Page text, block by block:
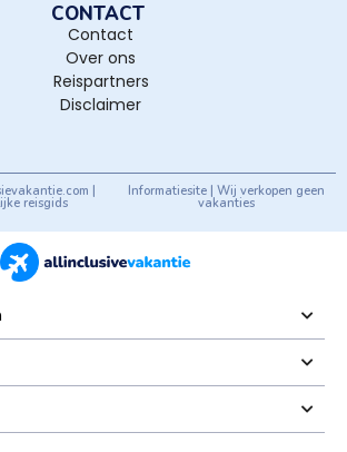
CONTACT
Contact
Over ons
Reispartners
Disclaimer
|
reisgids
Informatiesite | Wij verkopen geen
vakanties